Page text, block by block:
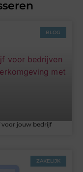
BLOG
voor jouw bedrijf
ZAKELIJK